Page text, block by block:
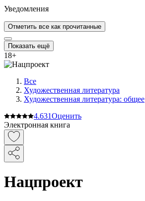
Уведомления
Отметить все как прочитанные
Показать ещё
18+
Все
Художественная литература
Художественная литература: общее
4.631Оценить
Электронная книга
Нацпроект